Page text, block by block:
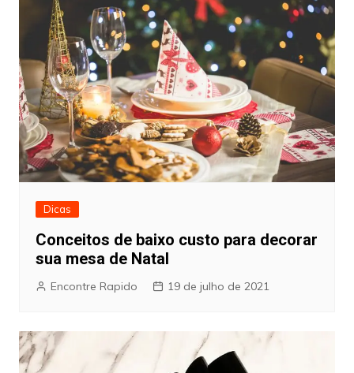
Dicas
Conceitos de baixo custo para decorar
sua mesa de Natal
Encontre Rapido 19 de julho de 2021